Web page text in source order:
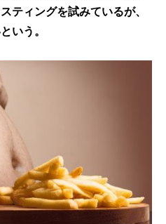
ティングを試みているが、
いう。